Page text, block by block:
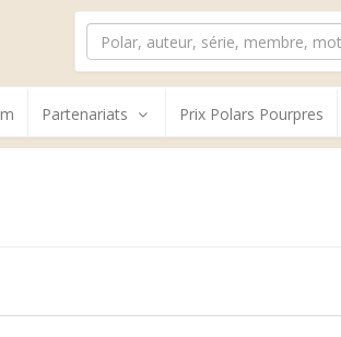
Partenariats Prix Polars Pourpres